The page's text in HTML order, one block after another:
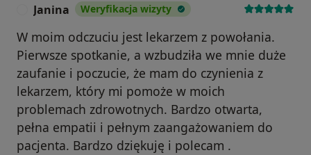
Janina Weryfikacja wizyty
W moim odczuciu jest lekarzem z powołania.
Pierwsze spotkanie, a wzbudziła we mnie duże
zaufanie i poczucie, że mam do czynienia z
lekarzem, który mi pomoże w moich
problemach zdrowotnych. Bardzo otwarta,
pełna empatii i pełnym zaangażowaniem do
pacjenta. Bardzo dziękuję i polecam .